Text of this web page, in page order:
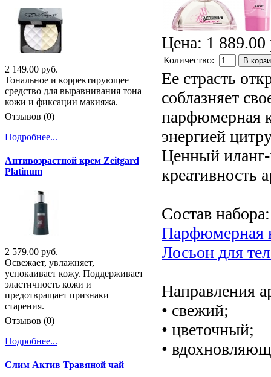
Цена: 1 889.00
Количество: В
Ее страсть
соблазняет
парфюмерная
энергией
Ценный
креативность
Состав набора:
Парфюмерная
Лосьон для
Направления
• свежий;
• цветочный;
•
2 149.00 руб.
Тональное и корректирующее
средство для выравнивания тона
кожи и фиксации макияжа.
Отзывов (0)
Подробнее...
Антивозрастной крем Zeitgard
Platinum
2 579.00 руб.
Освежает, увлажняет,
успокаивает кожу. Поддерживает
эластичность кожи и
предотвращает признаки
старения.
Отзывов (0)
Подробнее...
Слим Актив Травяной чай